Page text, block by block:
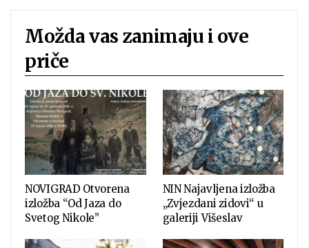
Možda vas zanimaju i ove
priče
NOVIGRAD Otvorena
izložba “Od Jaza do
Svetog Nikole”
NIN Najavljena izložba
„Zvjezdani zidovi“ u
galeriji Višeslav